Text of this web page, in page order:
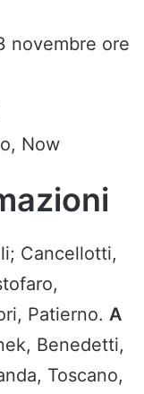
novembre ore
Now
Cancellotti,
Patierno. A
Benedetti,
Toscano,